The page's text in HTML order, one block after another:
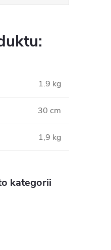
1.9 kg
30 cm
1,9 kg
kategorii